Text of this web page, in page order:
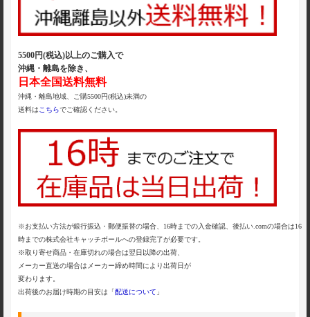
5500円(税込)以上のご購入で
沖縄・離島を除き、
日本全国送料無料
沖縄・離島地域、ご購5500円(税込)未満の
送料は こちらでご確認ください。
※お支払い方法が銀行振込・郵便振替の場合、16時までの入金確認、後払い.comの場合は16
時までの株式会社キャッチボールへの登録完了が必要です。
※取り寄せ商品・在庫切れの場合は翌日以降の出荷、
メーカー直送の場合はメーカー締め時間により出荷日が
変わります。
出荷後のお届け時期の目安は「 配送について 」